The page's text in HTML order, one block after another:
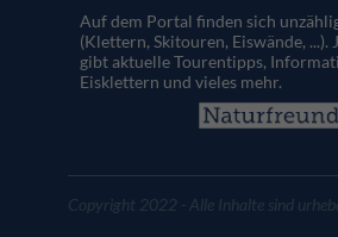
Auf dem Portal finden sich
(Klettern, Skitouren, Eiswände,
gibt aktuelle Tourentipps,
Eisklettern und vieles mehr.
Copyright 2022 - Alle Inhalte sind